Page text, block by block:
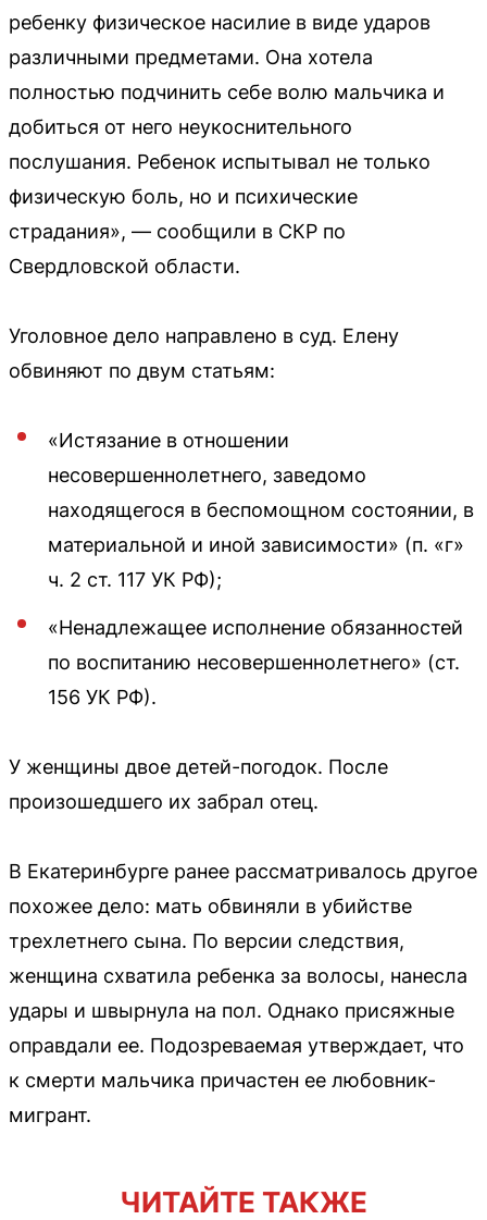
ребенку физическое насилие в виде ударов
различными предметами. Она хотела
полностью подчинить себе волю мальчика и
добиться от него неукоснительного
послушания. Ребенок испытывал не только
физическую боль, но и психические
страдания», — сообщили в СКР по
Свердловской области.
Уголовное дело направлено в суд. Елену
обвиняют по двум статьям:
«Истязание в отношении
несовершеннолетнего, заведомо
находящегося в беспомощном состоянии, в
материальной и иной зависимости» (п. «г»
ч. 2 ст. 117 УК РФ);
«Ненадлежащее исполнение обязанностей
по воспитанию несовершеннолетнего» (ст.
156 УК РФ).
У женщины двое детей-погодок. После
произошедшего их забрал отец.
В Екатеринбурге ранее рассматривалось другое
похожее дело: мать обвиняли в убийстве
трехлетнего сына. По версии следствия,
женщина схватила ребенка за волосы, нанесла
удары и швырнула на пол. Однако присяжные
оправдали ее. Подозреваемая утверждает, что
к смерти мальчика причастен ее любовник-
мигрант.
ЧИТАЙТЕ ТАКЖЕ